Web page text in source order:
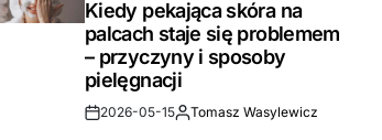
Kiedy pekająca skóra na
palcach staje się problemem
– przyczyny i sposoby
pielęgnacji
Post2026-05-15By:Tomasz Wasylewicz